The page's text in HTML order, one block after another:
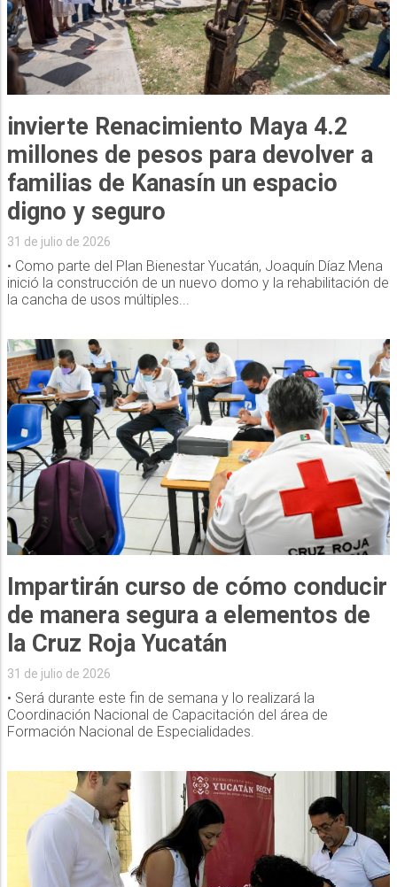
invierte Renacimiento Maya 4.2
millones de pesos para devolver a
familias de Kanasín un espacio
digno y seguro
31 de julio de 2026
• Como parte del Plan Bienestar Yucatán, Joaquín Díaz Mena
inició la construcción de un nuevo domo y la rehabilitación de
la cancha de usos múltiples...
Impartirán curso de cómo conducir
de manera segura a elementos de
la Cruz Roja Yucatán
31 de julio de 2026
• Será durante este fin de semana y lo realizará la
Coordinación Nacional de Capacitación del área de
Formación Nacional de Especialidades.